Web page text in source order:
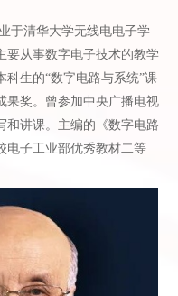
于清华大学无线电电子学
要从事数字电子技术的教学
科生的“数字电路与系统”课
果奖。曾参加中央广播电视
和讲课。主编的《数字电路
电子工业部优秀教材二等